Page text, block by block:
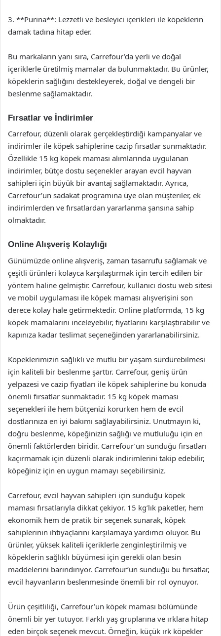
3. **Purina**: Lezzetli ve besleyici içerikleri ile köpeklerin
damak tadına hitap eder.
Bu markaların yanı sıra, Carrefour’da yerli ve doğal
içeriklerle üretilmiş mamalar da bulunmaktadır. Bu ürünler,
köpeklerin sağlığını destekleyerek, doğal ve dengeli bir
beslenme sağlamaktadır.
Fırsatlar ve İndirimler
Carrefour, düzenli olarak gerçekleştirdiği kampanyalar ve
indirimler ile köpek sahiplerine cazip fırsatlar sunmaktadır.
Özellikle 15 kg köpek maması alımlarında uygulanan
indirimler, bütçe dostu seçenekler arayan evcil hayvan
sahipleri için büyük bir avantaj sağlamaktadır. Ayrıca,
Carrefour’un sadakat programına üye olan müşteriler, ek
indirimlerden ve fırsatlardan yararlanma şansına sahip
olmaktadır.
Online Alışveriş Kolaylığı
Günümüzde online alışveriş, zaman tasarrufu sağlamak ve
çeşitli ürünleri kolayca karşılaştırmak için tercih edilen bir
yöntem haline gelmiştir. Carrefour, kullanıcı dostu web sitesi
ve mobil uygulaması ile köpek maması alışverişini son
derece kolay hale getirmektedir. Online platformda, 15 kg
köpek mamalarını inceleyebilir, fiyatlarını karşılaştırabilir ve
kapınıza kadar teslimat seçeneğinden yararlanabilirsiniz.
Köpeklerimizin sağlıklı ve mutlu bir yaşam sürdürebilmesi
için kaliteli bir beslenme şarttır. Carrefour, geniş ürün
yelpazesi ve cazip fiyatları ile köpek sahiplerine bu konuda
önemli fırsatlar sunmaktadır. 15 kg köpek maması
seçenekleri ile hem bütçenizi korurken hem de evcil
dostlarınıza en iyi bakımı sağlayabilirsiniz. Unutmayın ki,
doğru beslenme, köpeğinizin sağlığı ve mutluluğu için en
önemli faktörlerden biridir. Carrefour’un sunduğu fırsatları
kaçırmamak için düzenli olarak indirimlerini takip edebilir,
köpeğiniz için en uygun mamayı seçebilirsiniz.
Carrefour, evcil hayvan sahipleri için sunduğu köpek
maması fırsatlarıyla dikkat çekiyor. 15 kg’lık paketler, hem
ekonomik hem de pratik bir seçenek sunarak, köpek
sahiplerinin ihtiyaçlarını karşılamaya yardımcı oluyor. Bu
ürünler, yüksek kaliteli içeriklerle zenginleştirilmiş ve
köpeklerin sağlıklı büyümesi için gerekli olan besin
maddelerini barındırıyor. Carrefour’un sunduğu bu fırsatlar,
evcil hayvanların beslenmesinde önemli bir rol oynuyor.
Ürün çeşitliliği, Carrefour’un köpek maması bölümünde
önemli bir yer tutuyor. Farklı yaş gruplarına ve ırklara hitap
eden birçok seçenek mevcut. Örneğin, küçük ırk köpekler